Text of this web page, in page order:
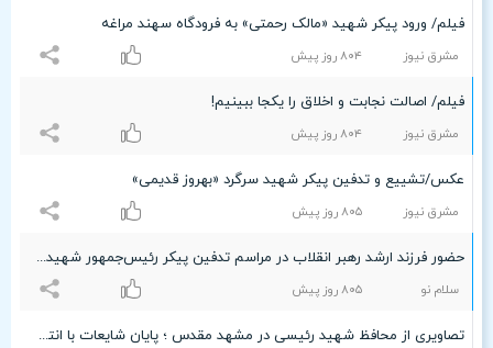
فیلم/ ورود پیکر شهید «مالک رحمتی» به فرودگاه سهند مراغه
مشرق نیوز ۸۰۴ روز پیش
فیلم/ اصالت نجابت و اخلاق را یکجا ببینیم!
مشرق نیوز ۸۰۴ روز پیش
عکس/تشییع و تدفین پیکر شهید سرگرد «بهروز قدیمی»
مشرق نیوز ۸۰۵ روز پیش
حضور فرزند ارشد رهبر انقلاب در مراسم تدفین پیکر رئیس‌جمهور شهید آیت الله رئیسی + عکس
سلام نو ۸۰۵ روز پیش
تصاویری از محافظ شهید رئیسی در مشهد مقدس ؛ پایان شایعات با انتشار تصویر حضور محافظ رئیس جمهور در حرم امام رضا(ع)